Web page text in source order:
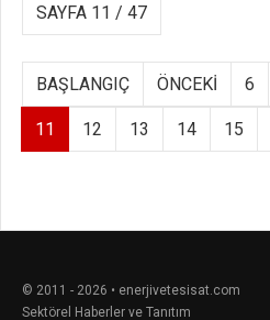
SAYFA 11 / 47
BAŞLANGIÇ ÖNCEKI 6
11 12 13 14 15
© 2011 - 2026 • enerjivetesisat.com
Sektörel Haberler ve Tanıtım